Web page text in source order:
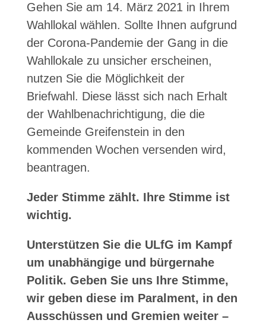
Gehen Sie am 14. März 2021 in Ihrem
Wahllokal wählen. Sollte Ihnen aufgrund
der Corona-Pandemie der Gang in die
Wahllokale zu unsicher erscheinen,
nutzen Sie die Möglichkeit der
Briefwahl. Diese lässt sich nach Erhalt
der Wahlbenachrichtigung, die die
Gemeinde Greifenstein in den
kommenden Wochen versenden wird,
beantragen.
Jeder Stimme zählt. Ihre Stimme ist
wichtig.
Unterstützen Sie die ULfG im Kampf
um unabhängige und bürgernahe
Politik. Geben Sie uns Ihre Stimme,
wir geben diese im Paralment, in den
Ausschüssen und Gremien weiter –